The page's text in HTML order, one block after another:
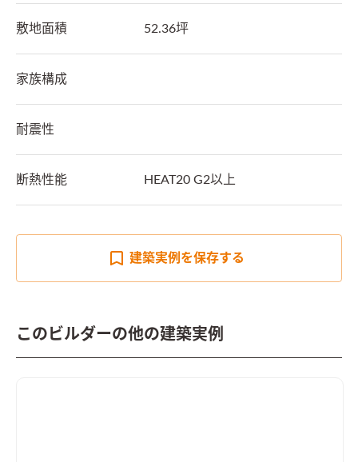
敷地面積 52.36坪
家族構成
耐震性
断熱性能 HEAT20 G2以上
建築実例を保存する
このビルダーの他の建築実例